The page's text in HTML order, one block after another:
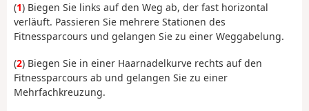
(1) Biegen Sie links auf den Weg ab, der fast horizontal
verläuft. Passieren Sie mehrere Stationen des
Fitnessparcours und gelangen Sie zu einer Weggabelung.
(2) Biegen Sie in einer Haarnadelkurve rechts auf den
Fitnessparcours ab und gelangen Sie zu einer
Mehrfachkreuzung.